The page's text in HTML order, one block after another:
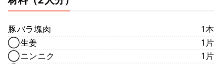
豚バラ塊肉
1本
◯生姜
1片
◯ニンニク
1片